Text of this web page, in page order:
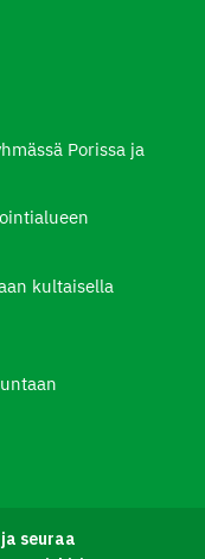
Porissa ja
kultaisella
seuraa